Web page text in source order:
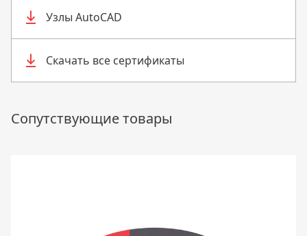
Узлы AutoCAD
Скачать все сертификаты
Сопутствующие товары